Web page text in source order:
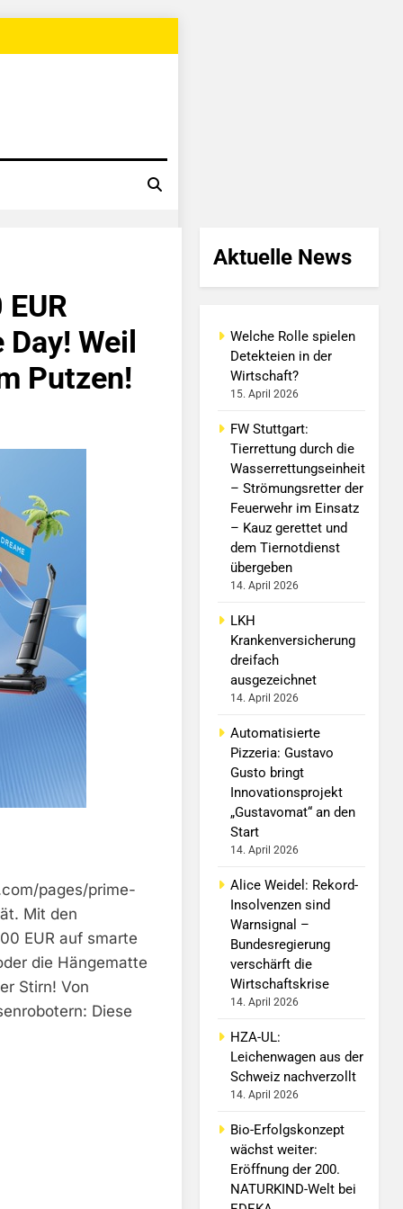
Weil
Putzen!
pages/prime-
Mit den
EUR auf smarte
die Hängematte
Stirn! Von
Diese
Aktuelle News
Welche Rolle spielen
Detekteien in der
Wirtschaft?
15. April 2026
FW Stuttgart:
Tierrettung durch die
Wasserrettungseinheit
– Strömungsretter der
Feuerwehr im Einsatz
– Kauz gerettet und
dem Tiernotdienst
übergeben
14. April 2026
LKH
Krankenversicherung
dreifach
ausgezeichnet
14. April 2026
Automatisierte
Pizzeria: Gustavo
Gusto bringt
Innovationsprojekt
„Gustavomat“ an den
Start
14. April 2026
Alice Weidel: Rekord-
Insolvenzen sind
Warnsignal –
Bundesregierung
verschärft die
Wirtschaftskrise
14. April 2026
HZA-UL:
Leichenwagen aus der
Schweiz nachverzollt
14. April 2026
Bio-Erfolgskonzept
wächst weiter:
Eröffnung der 200.
NATURKIND-Welt bei